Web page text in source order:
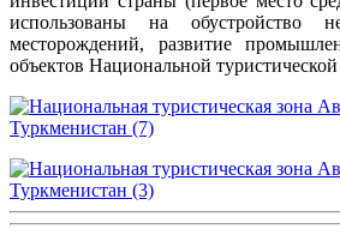
использованы на обустройство
месторождений, развитие
объектов Национальной